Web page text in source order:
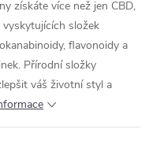
získáte více než jen CBD,
složek
flavonoidy a
Přírodní složky
váš životní styl a